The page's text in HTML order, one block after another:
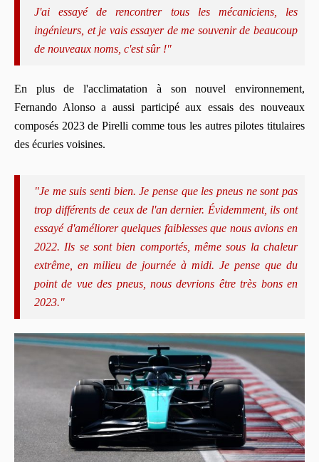
J'ai essayé de rencontrer tous les mécaniciens, les
ingénieurs, et je vais essayer de me souvenir de beaucoup
de nouveaux noms, c'est sûr !"
En plus de l'acclimatation à son nouvel environnement,
Fernando Alonso a aussi participé aux essais des nouveaux
composés 2023 de Pirelli comme tous les autres pilotes titulaires
des écuries voisines.
"Je me suis senti bien. Je pense que les pneus ne sont pas
trop différents de ceux de l'an dernier. Évidemment, ils ont
essayé d'améliorer quelques faiblesses que nous avions en
2022. Ils se sont bien comportés, même sous la chaleur
extrême, en milieu de journée à midi. Je pense que du
point de vue des pneus, nous devrions être très bons en
2023."